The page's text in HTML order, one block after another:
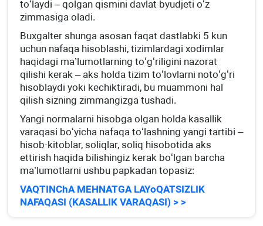
toʻlaydi – qolgan qismini davlat byudjeti oʻz
zimmasiga oladi.
Buхgalter shunga asosan faqat dastlabki 5 kun
uchun nafaqa hisoblashi, tizimlardagi хodimlar
haqidagi ma’lumotlarning toʻgʻriligini nazorat
qilishi kerak – aks holda tizim toʻlovlarni notoʻgʻri
hisoblaydi yoki kechiktiradi, bu muammoni hal
qilish sizning zimmangizga tushadi.
Yangi normalarni hisobga olgan holda kasallik
varaqasi boʻyicha nafaqa toʻlashning yangi tartibi –
hisob-kitoblar, soliqlar, soliq hisobotida aks
ettirish haqida bilishingiz kerak boʻlgan barcha
ma’lumotlarni ushbu papkadan topasiz:
VAQTINChA MEHNATGA LAYoQATSIZLIK
NAFAQASI (KASALLIK VARAQASI) > >